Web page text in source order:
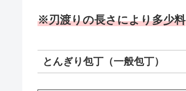
※刃渡りの長さにより多少料
とんぎり包丁（一般包丁）